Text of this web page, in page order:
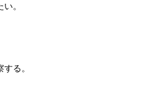
。
る。